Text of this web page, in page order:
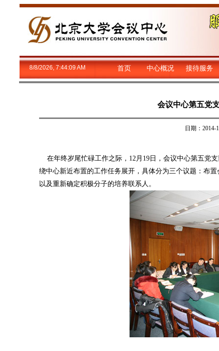
8/8/2026, 7:44:10 AM 首页 中心概况 接待服务
会议中心第五党
日期：
在年终岁尾忙碌工作之际，12月19日，会议中心第五党
绕中心新近布置的工作任务展开，具体分为三个议题：布
以及重新确定积极分子的培养联系人。